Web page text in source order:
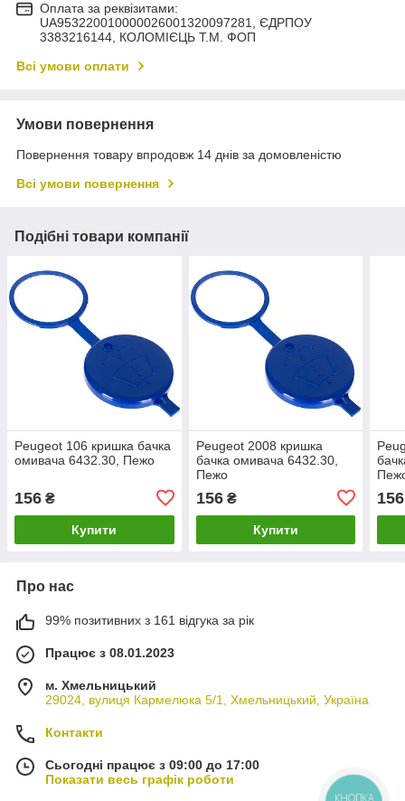
Оплата за реквізитами:
UA953220010000026001320097281, ЄДРПОУ
3383216144, КОЛОМIЄЦЬ Т.М. ФОП
Всі умови оплати
Умови повернення
Повернення товару впродовж 14 днів за домовленістю
Всі умови повернення
Подібні товари компанії
Peugeot 106 кришка бачка
омивача 6432.30, Пежо
156 ₴
Купити
Peugeot 2008 кришка
бачка омивача 6432.30,
Пежо
156₴
Купити
156
Про нас
99% позитивних з 161 відгука за рік
Працює з 08.01.2023
м. Хмельницький
29024, вулиця Кармелюка 5/1, Хмельницький, Україна
Контакти
Сьогодні працює з 09:00 до 17:00
Показати весь графік роботи
КНОПКА